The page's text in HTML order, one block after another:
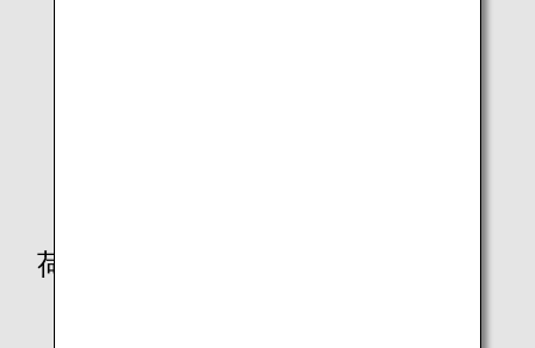
荷物の種類ごとの注意事項